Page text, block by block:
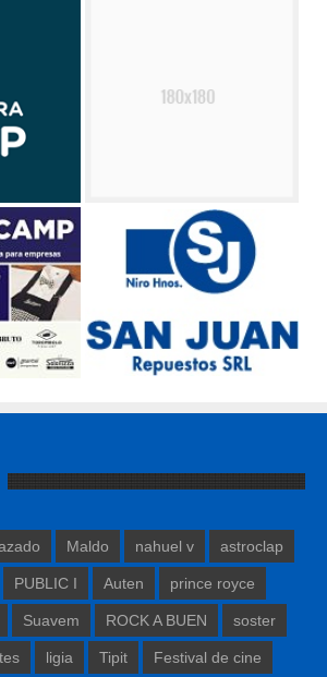
Maldo nahuel v astroclap
PUBLIC I Auten prince royce
Suavem ROCK A BUEN soster
ligia Tipit Festival de cine